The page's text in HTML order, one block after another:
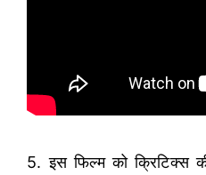
5. इस फिल्म को क्रिटिक्स